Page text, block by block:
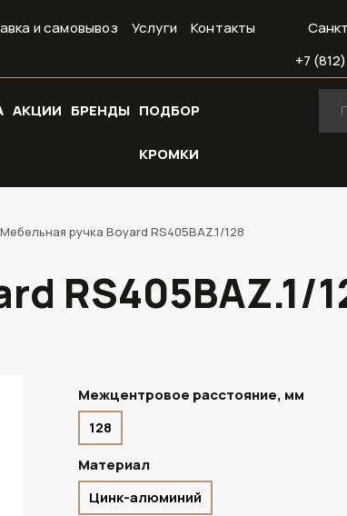
и самовывоз Услуги Контакты
+7
АКЦИИ БРЕНДЫ ПОДБОР
КРОМКИ
Мебельная ручка Boyard RS405BAZ.1/128
RS405BAZ.1/
ПОД ЗАКАЗ
Межцентровое расстояние, мм
128
Материал
Цинк-алюминий